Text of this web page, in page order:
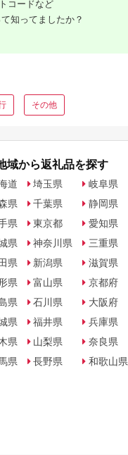
コードなど
知ってましたか？
その他
域から返礼品を探す
道
県
県
県
県
県
県
県
県
県
埼玉県
千葉県
東京都
神奈川県
新潟県
富山県
石川県
福井県
山梨県
長野県
岐阜県
静岡県
愛知県
三重県
滋賀県
京都府
大阪府
兵庫県
奈良県
和歌山県